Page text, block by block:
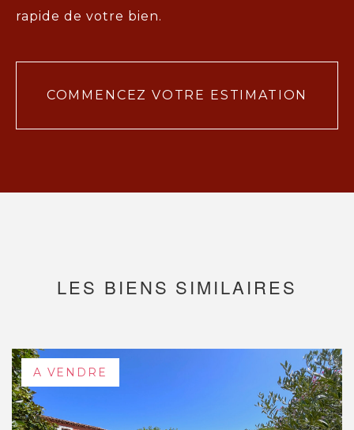
rapide de votre bien.
COMMENCEZ VOTRE ESTIMATION
LES BIENS SIMILAIRES
A VENDRE